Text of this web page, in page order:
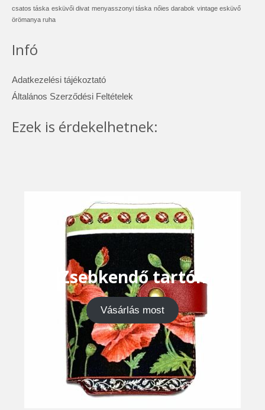
csatos táska esküvői divat menyasszonyi táska nőies darabok vintage esküvő
örömanya ruha
Infó
Adatkezelési tájékoztató
Általános Szerződési Feltételek
Ezek is érdekelhetnek:
Zsebkendő tartók
Vásárlás most